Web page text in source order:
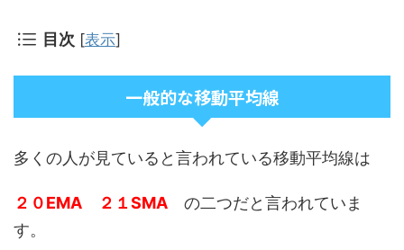
目次 [表示]
一般的な移動平均線
多くの人が見ていると言われている移動平均線は
２０EMA ２１SMA の二つだと言われていま
す。